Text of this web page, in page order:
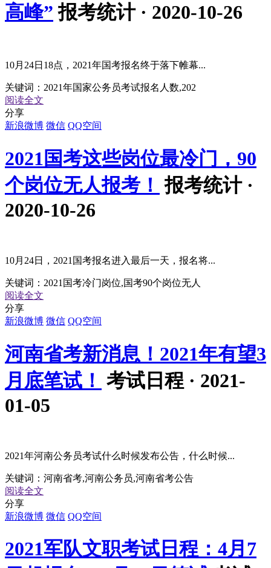
高峰” 报考统计 · 2020-10-26
10月24日18点，2021年国考报名终于落下帷幕...
关键词： 2021年国家公务员考试报名人数,202
阅读全文
分享
新浪微博 微信 QQ空间
2021国考这些岗位最冷门，90
个岗位无人报考！ 报考统计 ·
2020-10-26
10月24日，2021国考报名进入最后一天，报名将...
关键词： 2021国考冷门岗位,国考90个岗位无人
阅读全文
分享
新浪微博 微信 QQ空间
河南省考新消息！2021年有望3
月底笔试！ 考试日程 · 2021-
01-05
2021年河南公务员考试什么时候发布公告，什么时候...
关键词： 河南省考,河南公务员,河南省考公告
阅读全文
分享
新浪微博 微信 QQ空间
2021军队文职考试日程：4月7